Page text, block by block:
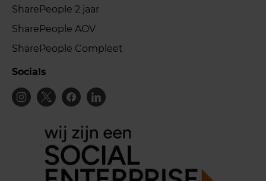
SharePeople 2 jaar
SharePeople AOV
SharePeople Compleet
Socials